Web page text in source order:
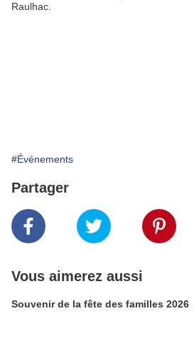
Raulhac.
#Événements
Partager
Vous aimerez aussi
Souvenir de la fête des familles 2026